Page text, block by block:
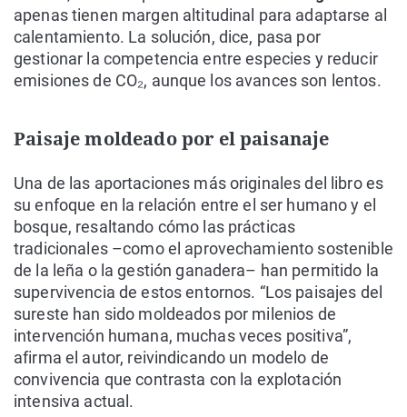
apenas tienen margen altitudinal para adaptarse al
calentamiento. La solución, dice, pasa por
gestionar la competencia entre especies y reducir
emisiones de CO₂, aunque los avances son lentos.
Paisaje moldeado por el paisanaje
Una de las aportaciones más originales del libro es
su enfoque en la relación entre el ser humano y el
bosque, resaltando cómo las prácticas
tradicionales –como el aprovechamiento sostenible
de la leña o la gestión ganadera– han permitido la
supervivencia de estos entornos. “Los paisajes del
sureste han sido moldeados por milenios de
intervención humana, muchas veces positiva”,
afirma el autor, reivindicando un modelo de
convivencia que contrasta con la explotación
intensiva actual.